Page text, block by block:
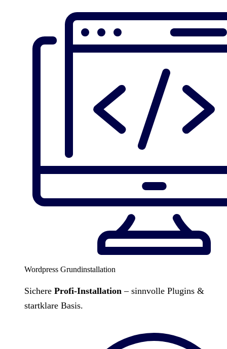
Wordpress Grundinstallation
Sichere Profi-Installation – sinnvolle Plugins &
startklare Basis.